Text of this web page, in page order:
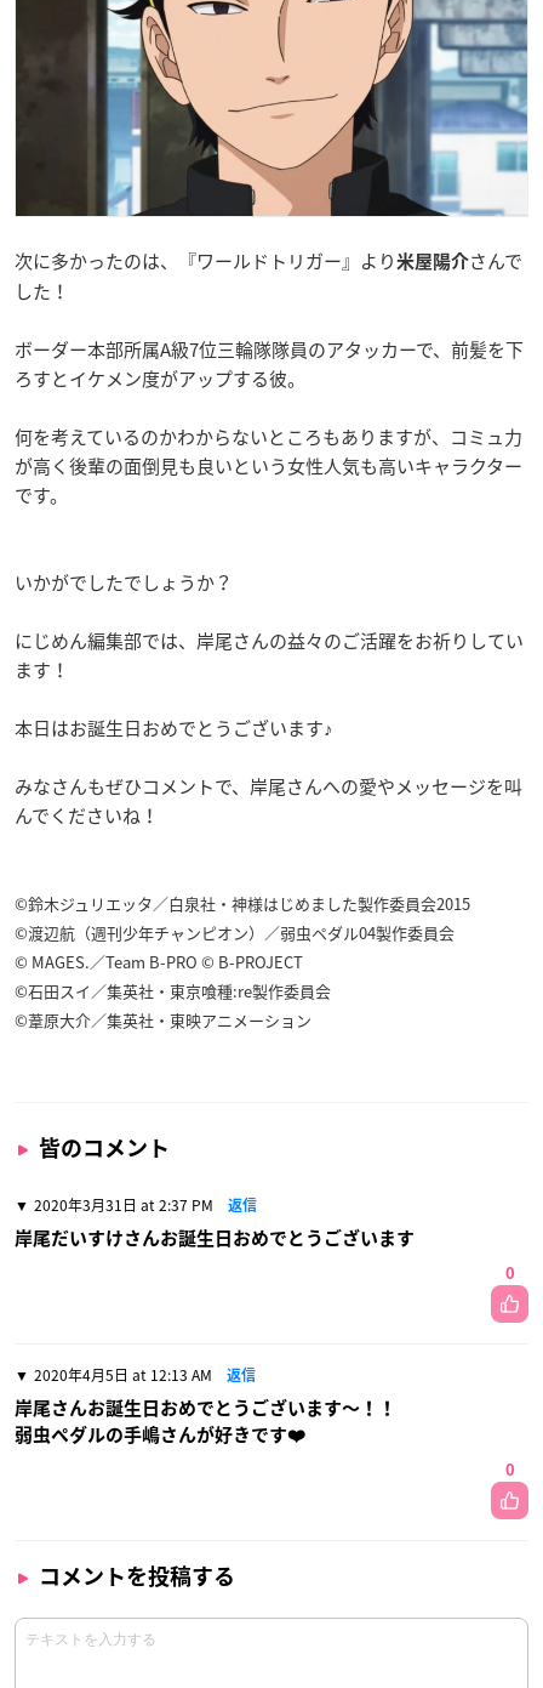
次に多かったのは、『ワールドトリガー』より 米屋陽介さんで
した！
ボーダー本部所属A級7位三輪隊隊員のアタッカーで、前髪を下
ろすとイケメン度がアップする彼。
何を考えているのかわからないところもありますが、コミュ力
が高く後輩の面倒見も良いという女性人気も高いキャラクター
です。
いかがでしたでしょうか？
にじめん編集部では、岸尾さんの益々のご活躍をお祈りしてい
ます！
本日はお誕生日おめでとうございます♪
みなさんもぜひコメントで、岸尾さんへの愛やメッセージを叫
んでくださいね！
©鈴木ジュリエッタ／白泉社・神様はじめました製作委員会2015
©渡辺航（週刊少年チャンピオン）／弱虫ペダル04製作委員会
© MAGES.／Team B-PRO © B-PROJECT
©石田スイ／集英社・東京喰種:re製作委員会
©葦原大介／集英社・東映アニメーション
皆のコメント
2020年3月31日 at 2:37 PM 返信
岸尾だいすけさんお誕生日おめでとうございます
0
2020年4月5日 at 12:13 AM 返信
岸尾さんお誕生日おめでとうございます〜！！
弱虫ペダルの手嶋さんが好きです❤️
0
コメントを投稿する